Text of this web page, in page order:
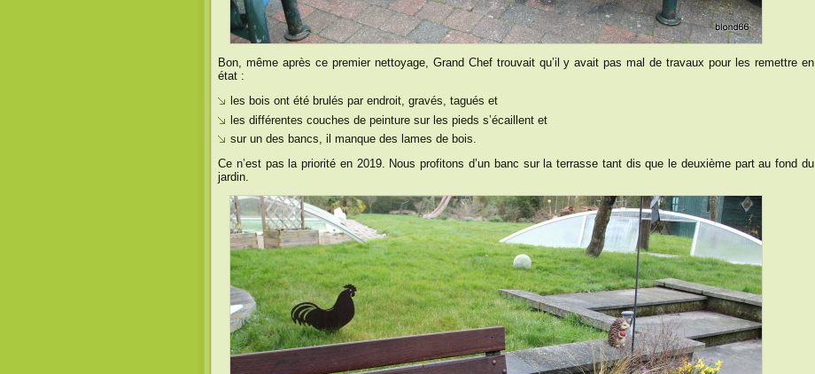
Bon, même après ce premier nettoyage, Grand Chef trouvait qu’il y avait pas mal de travaux pour les remettre en
état :
les bois ont été brulés par endroit, gravés, tagués et
les différentes couches de peinture sur les pieds s’écaillent et
sur un des bancs, il manque des lames de bois.
Ce n’est pas la priorité en 2019. Nous profitons d’un banc sur la terrasse tant dis que le deuxième part au fond du
jardin.